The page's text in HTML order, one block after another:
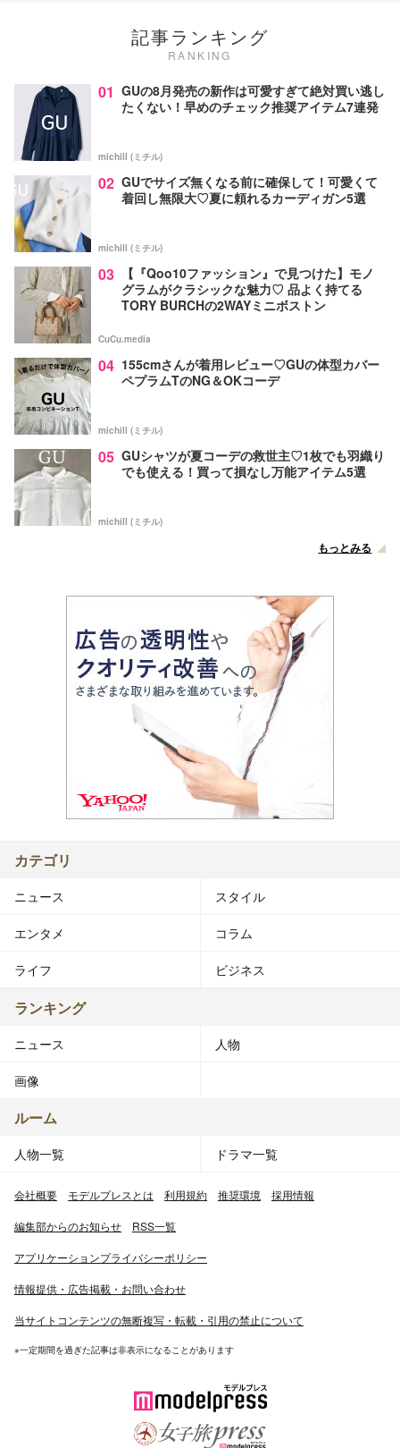
記事ランキング
RANKING
01 GUの8月発売の新作は可愛すぎて絶対買い逃し
たくない！早めのチェック推奨アイテム7連発
michill (ミチル)
02 GUでサイズ無くなる前に確保して！可愛くて
着回し無限大♡夏に頼れるカーディガン5選
michill (ミチル)
03
【『Qoo10ファッション』で見つけた】モノ
グラムがクラシックな魅力♡ 品よく持てる
TORY BURCHの2WAYミニボストン
CuCu.media
04 155cmさんが着用レビュー♡GUの体型カバー
ペプラムTのNG＆OKコーデ
michill (ミチル)
05 GUシャツが夏コーデの救世主♡1枚でも羽織り
でも使える！買って損なし万能アイテム5選
michill (ミチル)
もっとみる
カテゴリ
ニュース スタイル
エンタメ コラム
ライフ ビジネス
ランキング
ニュース 人物
画像
ルーム
人物一覧 ドラマ一覧
会社概要 モデルプレスとは 利用規約 推奨環境 採用情報
編集部からのお知らせ RSS一覧
アプリケーションプライバシーポリシー
情報提供・広告掲載・お問い合わせ
当サイトコンテンツの無断複写・転載・引用の禁止について
※一定期間を過ぎた記事は非表示になることがあります